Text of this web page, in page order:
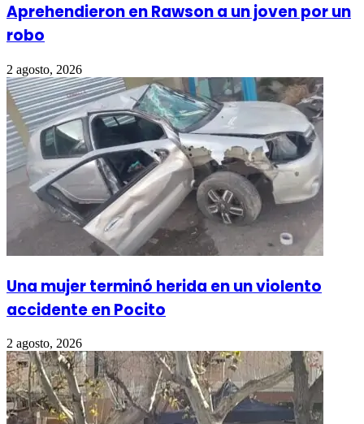
Aprehendieron en Rawson a un joven por un
robo
2 agosto, 2026
Una mujer terminó herida en un violento
accidente en Pocito
2 agosto, 2026